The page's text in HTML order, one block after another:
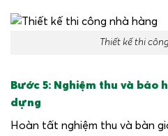
Thiết kế thi
Bước 5: Nghiệm thu và bảo
dựng
Hoàn tất nghiệm thu và bàn